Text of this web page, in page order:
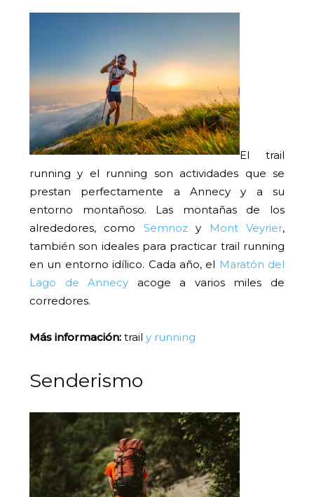
El trail
running y el running son actividades que se
prestan perfectamente a Annecy y a su
entorno montañoso. Las montañas de los
alrededores, como Semnozy Mont Veyrier,
también son ideales para practicar trail running
en un entorno idílico. Cada año, el Maratón del
Lago de Annecy acoge a varios miles de
corredores.
Más información: trail y running
Senderismo